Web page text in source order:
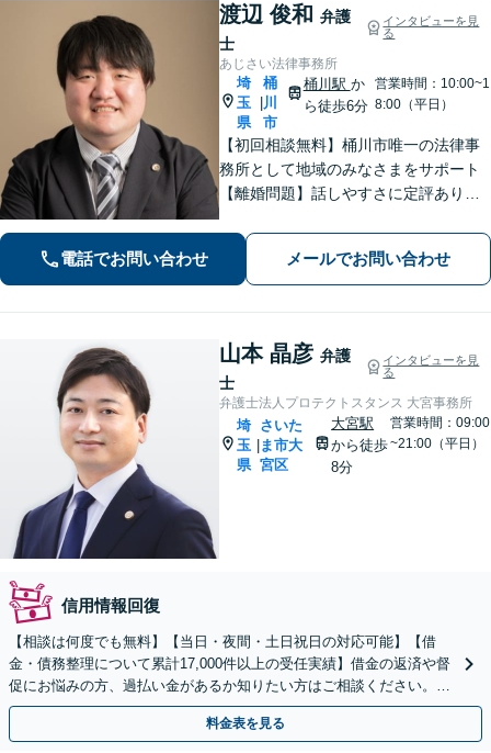
渡辺 俊和 弁護
士
インタビューを見
る
あじさい法律事務所
埼
玉
県
桶
川
市
桶川駅 か
ら徒歩6分
営業時間：10:00~1
8:00（平日）
【初回相談無料】桶川市唯一の法律事
務所として地域のみなさまをサポート
【離婚問題】話しやすさに定評あり！1
イス【インターネット】スピーディー
な対応で円滑な解決を目指します【桶
川駅6分】【オンライン相談OK】
電話でお問い合わせ メールでお問い合わせ
山本 晶彦 弁護
士
インタビューを見
る
弁護士法人プロテクトスタンス 大宮事務所
埼
玉
県
さいた
ま市大
宮区
大宮駅
から徒歩
8分
営業時間：09:00
~21:00（平日）
信用情報回復
【相談は何度でも無料】【当日・夜間・土日祝日の対応可能】【借
金・債務整理について累計17,000件以上の受任実績】借金の返済や督
促にお悩みの方、過払い金があるか知りたい方はご相談ください。ベ
ストな解決策を提案いたします。
料金表を見る